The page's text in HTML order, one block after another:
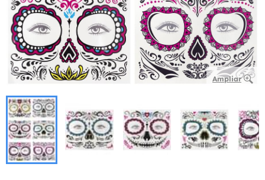
Ampliar